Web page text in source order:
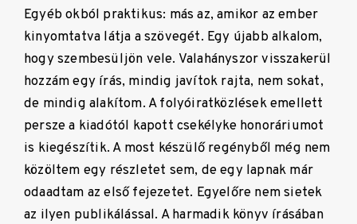
Egyéb okból praktikus: más az, amikor az ember
kinyomtatva látja a szövegét. Egy újabb alkalom,
hogy szembesüljön vele. Valahányszor visszakerül
hozzám egy írás, mindig javítok rajta, nem sokat,
de mindig alakítom. A folyóiratközlések emellett
persze a kiadótól kapott csekélyke honoráriumot
is kiegészítik. A most készülő regényből még nem
közöltem egy részletet sem, de egy lapnak már
odaadtam az első fejezetet. Egyelőre nem sietek
az ilyen publikálással. A harmadik könyv írásában